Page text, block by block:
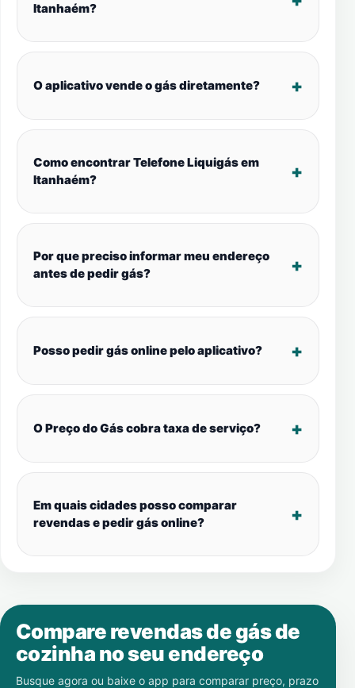
Itanhaém?
O aplicativo vende o gás diretamente?
Como encontrar Telefone Liquigás em
Itanhaém?
Por que preciso informar meu endereço
antes de pedir gás?
Posso pedir gás online pelo aplicativo?
O Preço do Gás cobra taxa de serviço?
Em quais cidades posso comparar
revendas e pedir gás online?
Compare revendas de gás de
cozinha no seu endereço
Busque agora ou baixe o app para comparar preço, prazo